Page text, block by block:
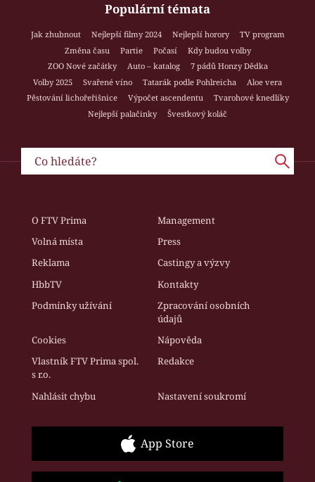
Populární témata
Jak zhubnout Nejlepší filmy 2024 Nejlepší horory
TV program
Změna času
Partie Počasí
Kdy budou volby
ZOO Nové začátky
Auto – katalog
7 pádů Honzy Dědka
Volby 2025
Svařené víno Tatarák podle Pohlreicha
Aloe vera
Pěstování lichořeřišnice
Výpočet ascendentu
Tvarohové knedlíky
Nejlepší palačinky
Švestkový koláč
O FTV Prima
Management
Volná místa
Press
Reklama
Castingy a výzvy
HbbTV
Kontakty
Podmínky užívání
Zpracování osobních
údajů
Cookies
Nápověda
Vlastník FTV Prima spol.
s r.o.
Redakce
Nahlásit chybu Nastavení soukromí
App Store